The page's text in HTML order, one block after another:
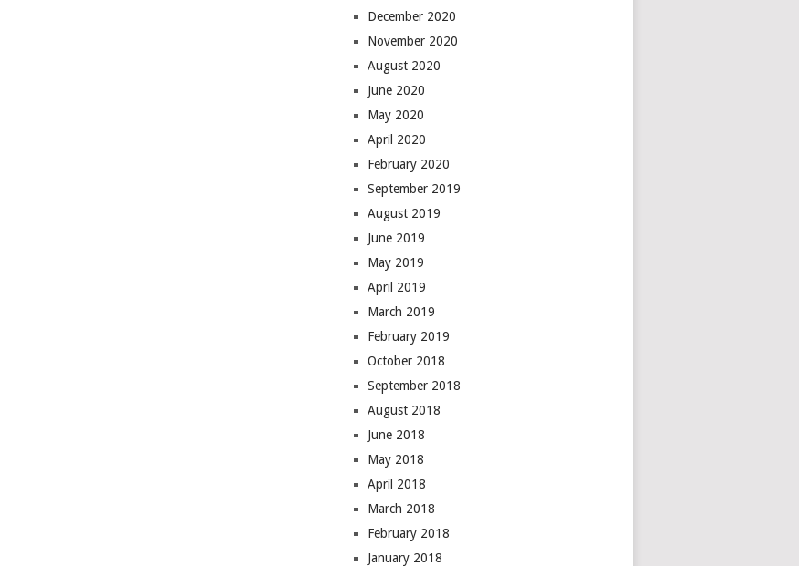
December 2020
November 2020
August 2020
June 2020
May 2020
April 2020
February 2020
September 2019
August 2019
June 2019
May 2019
April 2019
March 2019
February 2019
October 2018
September 2018
August 2018
June 2018
May 2018
April 2018
March 2018
February 2018
January 2018